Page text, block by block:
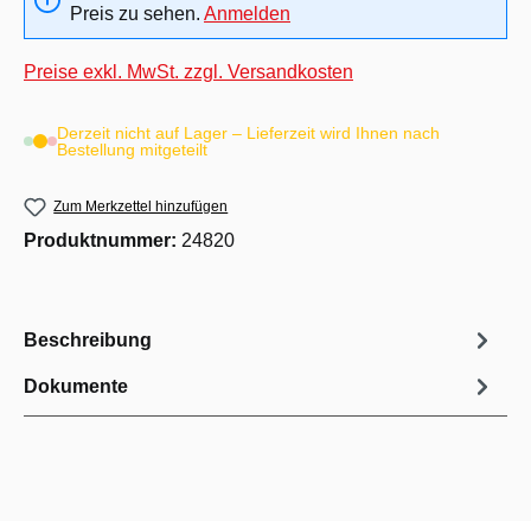
Preis zu sehen. Anmelden
Preise exkl. MwSt. zzgl. Versandkosten
Derzeit nicht auf Lager – Lieferzeit wird Ihnen nach
Bestellung mitgeteilt
Zum Merkzettel hinzufügen
Produktnummer: 24820
Beschreibung
Dokumente